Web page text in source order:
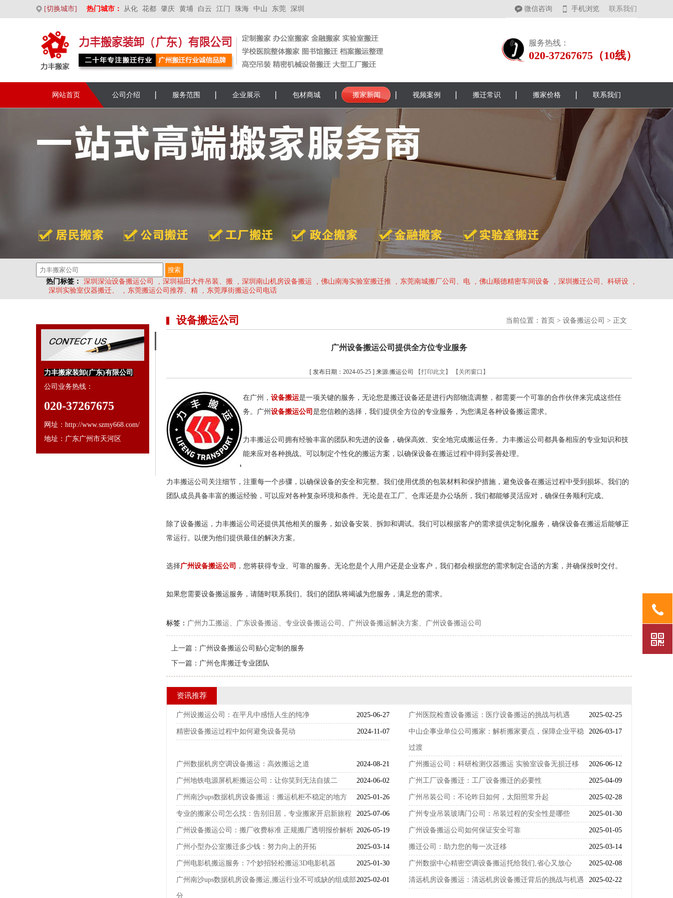
[切换城市] 热门城市： 从化 花都 肇庆 黄埔 白云 江门 珠海 中山 东莞 深圳 微信咨询 手机浏览 联系我们
服务热线：
020-37267675（10线）
网站首页 公司介绍 服务范围 企业展示 包材商城 搬家新闻 视频案例 搬迁常识 搬家价格 联系我们
热门标签： 深圳深汕设备搬运公司 , 深圳福田大件吊装、搬 , 深圳南山机房设备搬运 , 佛山南海实验室搬迁推 , 东莞南城搬厂公司、电 , 佛山顺德精密车间设备 , 深圳搬迁公司、科研设
,
深圳实验室仪器搬迁、
, 东莞搬运公司推荐、精 , 东莞厚街搬运公司电话
力丰搬家装卸(广东)有限公司
公司业务热线：
020-37267675
网址：http://www.szmy668.com/
地址：广东广州市天河区
设备搬运公司 当前位置： 首页 > 设备搬运公司 > 正文
广州设备搬运公司提供全方位专业服务
[ 发布日期：2024-05-25 ] 来源:搬运公司 【打印此文】 【关闭窗口】
在广州， 设备搬运是一项关键的服务，无论您是搬迁设备还是进行内部物流调整，都需要一个可靠的合作伙伴来完成这些任
务。广州 设备搬运公司 是您信赖的选择，我们提供全方位的专业服务，为您满足各种设备搬运需求。
力丰搬运公司拥有经验丰富的团队和先进的设备，确保高效、安全地完成搬运任务。力丰搬运公司都具备相应的专业知识和技
能来应对各种挑战。可以制定个性化的搬运方案，以确保设备在搬运过程中得到妥善处理。
力丰搬运公司关注细节，注重每一个步骤，以确保设备的安全和完整。我们使用优质的包装材料和保护措施，避免设备在搬运过程中受到损坏。我们的
团队成员具备丰富的搬运经验，可以应对各种复杂环境和条件。无论是在工厂、仓库还是办公场所，我们都能够灵活应对，确保任务顺利完成。
除了设备搬运，力丰搬运公司还提供其他相关的服务，如设备安装、拆卸和调试。我们可以根据客户的需求提供定制化服务，确保设备在搬运后能够正
常运行。以便为他们提供最佳的解决方案。
选择广州设备搬运公司 ，您将获得专业、可靠的服务。无论您是个人用户还是企业客户，我们都会根据您的需求制定合适的方案，并确保按时交付。
如果您需要设备搬运服务，请随时联系我们。我们的团队将竭诚为您服务，满足您的需求。
标签： 广州力工搬运、广东设备搬运、专业设备搬运公司、广州设备搬运解决方案、广州设备搬运公司
上一篇： 广州设备搬运公司贴心定制的服务
下一篇： 广州仓库搬迁专业团队
资讯推荐
2025-06-27
广州设搬运公司：在平凡中感悟人生的纯净 2025-02-25
广州医院检查设备搬运：医疗设备搬运的挑战与机遇
2024-11-07
精密设备搬运过程中如何避免设备晃动 2026-03-17
中山企事业单位公司搬家：解析搬家要点，保障企业平稳
过渡
2024-08-21
广州数据机房空调设备搬运：高效搬运之道 2026-06-12
广州搬运公司：科研检测仪器搬运 实验室设备无损迁移
2024-06-02
广州地铁电源屏机柜搬运公司：让你笑到无法自拔二 2025-04-09
广州工厂设备搬迁：工厂设备搬迁的必要性
2025-01-26
广州南沙ups数据机房设备搬运：搬运机柜不稳定的地方 2025-02-28
广州吊装公司：不论昨日如何，太阳照常升起
2025-07-06
专业的搬家公司怎么找：告别旧居，专业搬家开启新旅程 2025-01-30
广州专业吊装玻璃门公司：吊装过程的安全性是哪些
2026-05-19
广州设备搬运公司：搬厂收费标准 正规搬厂透明报价解析 2025-01-05
广州设备搬运公司如何保证安全可靠
2025-03-14
广州小型办公室搬迁多少钱：努力向上的开拓 2025-03-14
搬迁公司：助力您的每一次迁移
2025-01-30
广州电影机搬运服务：7个妙招轻松搬运3D电影机器 2025-02-08
广州数据中心精密空调设备搬运托给我们,省心又放心
2025-02-01
广州南沙ups数据机房设备搬运,搬运行业不可或缺的组成部
分
2025-02-22
清远机房设备搬运：清远机房设备搬迁背后的挑战与机遇